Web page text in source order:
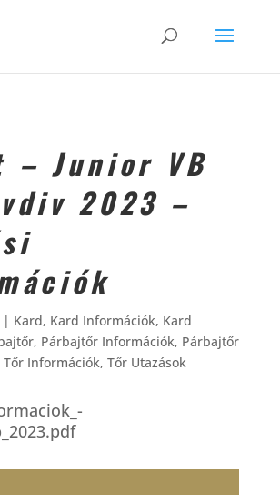
– Junior VB
2023 –
Kard, Kard Információk, Kard
, Párbajtőr Információk, Párbajtőr
Tőr Információk, Tőr Utazások